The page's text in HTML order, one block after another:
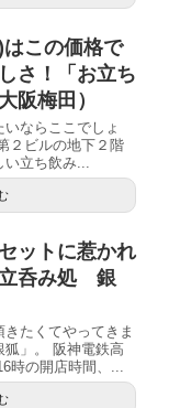
この価格で
さ！「お立ち
阪梅田）
ならここでしょ
２ビルの地下２階
い立ち飲み...
ットに惹かれ
呑み処 銀
たくてやってきま
狐」。 阪神電鉄高
時の開店時間、...